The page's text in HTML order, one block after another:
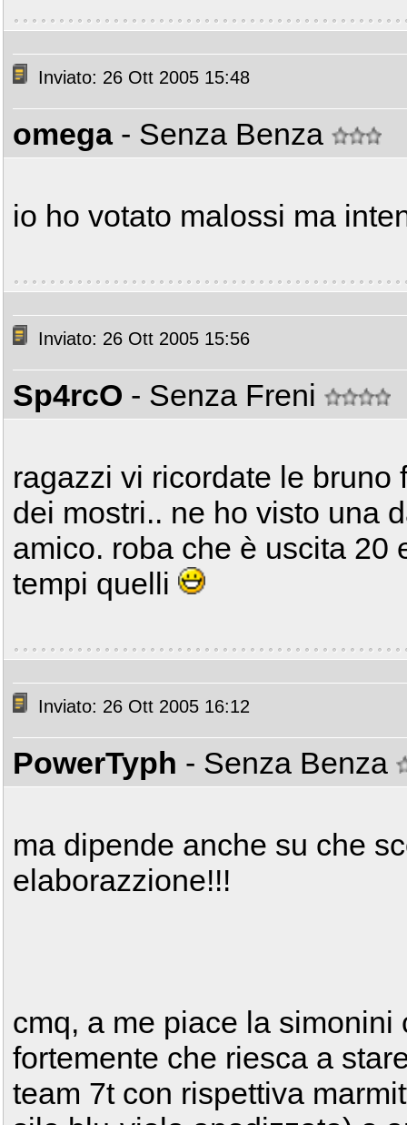
Inviato: 26 Ott 2005 15:48
omega - Senza Benza
io ho votato malossi ma
Inviato: 26 Ott 2005 15:56
Sp4rcO - Senza Freni
ragazzi vi ricordate le
dei mostri.. ne ho visto una
amico. roba che è uscita 20
tempi quelli
Inviato: 26 Ott 2005 16:12
PowerTyph - Senza Benza
ma dipende anche su che
elaborazzione!!!
cmq, a me piace la simonini
fortemente che riesca a
team 7t con rispettiva